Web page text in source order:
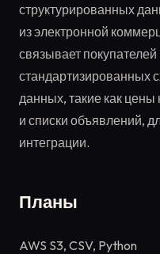
структурированных
из электронной
связывает
стандартизированных
данных, такие как
и списки объявлений,
интеграции.
Планы
AWS S3, CSV, Python